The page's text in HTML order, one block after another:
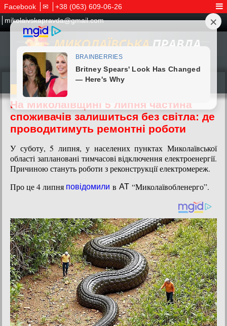
Facebook ✉
+38 (063) 609-06-26
mikolaivskapravda@gmail.com
04.07.2026
На Миколаївщині 5 липня частина
споживачів залишиться без світла: де
проводитимуть ремонтні роботи
У суботу, 5 липня, у населених пунктах Миколаївської
області заплановані тимчасові відключення електроенергії.
Причиною стануть роботи з реконструкції електромереж.
Про це 4 липня повідомили в АТ “Миколаївобленерго”.